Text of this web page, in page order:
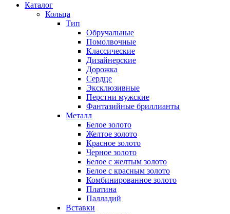
Каталог
Кольца
Тип
Обручальные
Помолвочные
Классические
Дизайнерские
Дорожка
Сердце
Эксклюзивные
Перстни мужские
Фантазийные бриллианты
Металл
Белое золото
Желтое золото
Красное золото
Черное золото
Белое с желтым золото
Белое с красным золото
Комбинированное золото
Платина
Палладий
Вставки